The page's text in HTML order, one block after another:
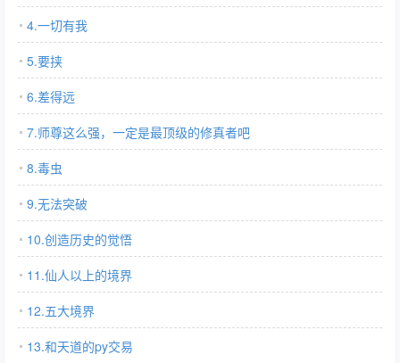
4.一切有我
5.要挟
6.差得远
7.师尊这么强，一定是最顶级的修真者吧
8.毒虫
9.无法突破
10.创造历史的觉悟
11.仙人以上的境界
12.五大境界
13.和天道的py交易